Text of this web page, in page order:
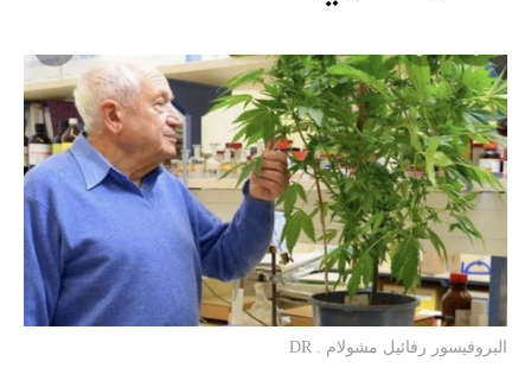
البروفيسور رفائيل مشولام . DR